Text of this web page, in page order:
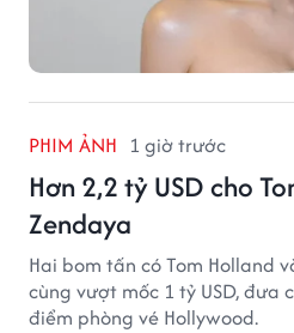
PHIM ẢNH 1 giờ trước
Hơn 2,2 tỷ USD cho
Zendaya
Hai bom tấn có Tom Holland
cùng vượt mốc 1 tỷ USD,
điểm phòng vé Hollywood.